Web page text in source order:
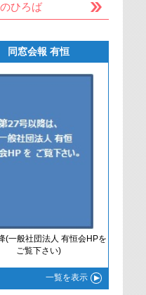
ひろば
同窓会報 有恒
(一般社団法人 有恒会HPを
ご覧下さい)
一覧を表示